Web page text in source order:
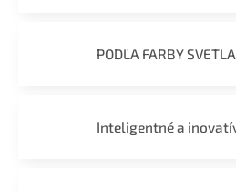
PODĽA FARBY SVETLA
Inteligentné a